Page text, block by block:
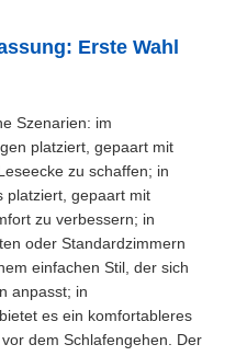
Erste Wahl
Szenarien: im
platziert, gepaart mit
zu schaffen; in
platziert, gepaart mit
zu verbessern; in
oder Standardzimmern
einfachen Stil, der sich
anpasst; in
es ein komfortableres
dem Schlafengehen. Der